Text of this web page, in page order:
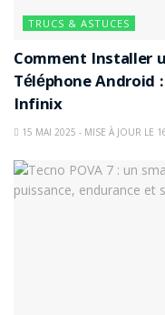
TRUCS & ASTUCES
Comment Installer
Téléphone Android
Infinix
15 MAI 2025 - MISE À JOUR LE